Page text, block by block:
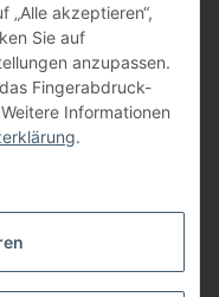
„Alle akzeptieren“,
Sie auf
anzupassen.
Fingerabdruck-
Informationen
.